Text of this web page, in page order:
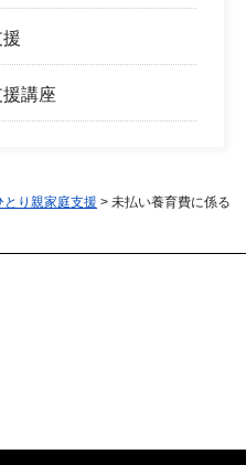
講座
とり親家庭支援 > 未払い養育費に係る